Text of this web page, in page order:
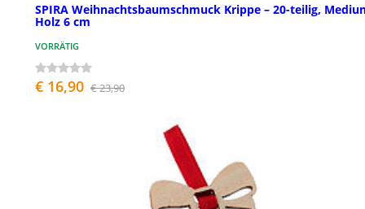
SPIRA Weihnachtsbaumschmuck Krippe – 20-teilig,
Holz 6 cm
VORRÄTIG
€ 16,90 € 23,90